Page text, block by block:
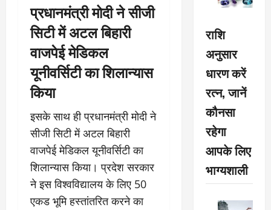
प्रधानमंत्री मोदी ने सीजी
सिटी में अटल बिहारी
वाजपेई मेडिकल
यूनीवर्सिटी का शिलान्यास
किया
इसके साथ ही प्रधानमंत्री मोदी ने
सीजी सिटी में अटल बिहारी
वाजपेई मेडिकल यूनीवर्सिटी का
शिलान्यास किया। प्रदेश सरकार
ने इस विश्वविद्यालय के लिए 50
एकड भूमि हस्तांतरित करने का
राशि
अनुसार
धारण करें
रत्न, जानें
कौनसा
रहेगा
आपके लिए
भाग्यशाली